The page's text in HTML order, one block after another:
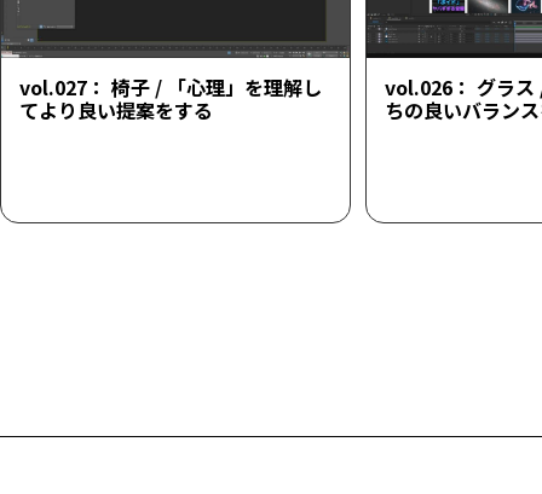
vol.027： 椅子 / 「心理」を理解し
てより良い提案をする
vol.026： グラス
ちの良いバラン